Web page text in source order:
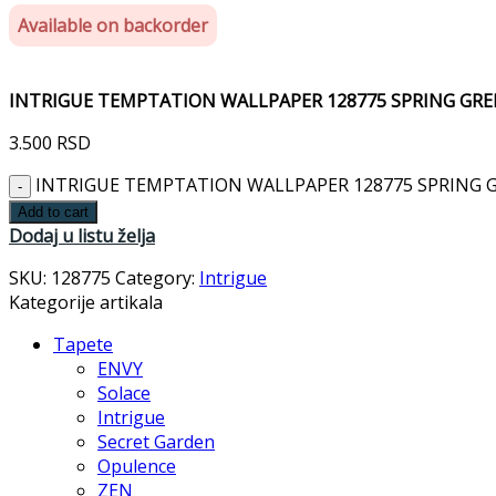
Available on backorder
INTRIGUE TEMPTATION WALLPAPER 128775 SPRING
3.500 RSD
INTRIGUE TEMPTATION WALLPAPER 128775 SPRING
Add to cart
Dodaj u listu želja
SKU: 128775 Category: Intrigue
Kategorije artikala
Tapete
ENVY
Solace
Intrigue
Secret Garden
Opulence
ZEN